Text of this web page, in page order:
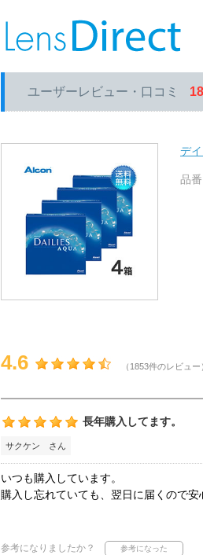
ユーザーレビュー・口コミ
デ
品
4.6 （1853件のレビュー
長年購入してます。
サクケン さん
いつも購入しています。
購入し忘れていても、翌日に届くので安
参考になりましたか？